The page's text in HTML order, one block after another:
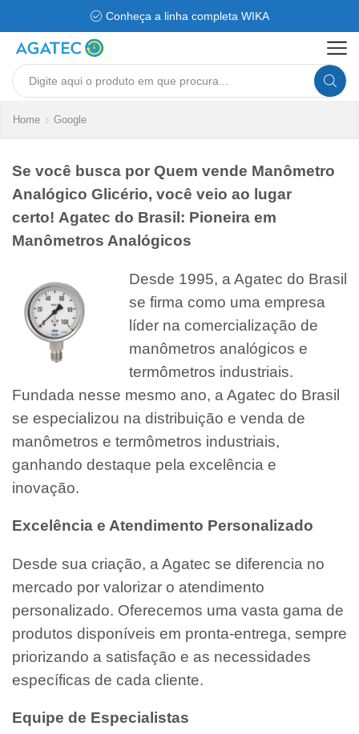
Conheça a linha completa WIKA
Search
Home Google
Se você busca por Quem vende Manômetro
Analógico Glicério, você veio ao lugar
certo! Agatec do Brasil: Pioneira em
Manômetros Analógicos
Desde 1995, a Agatec do Brasil
se firma como uma empresa
líder na comercialização de
manômetros analógicos e
termômetros industriais.
Fundada nesse mesmo ano, a Agatec do Brasil
se especializou na distribuição e venda de
manômetros e termômetros industriais,
ganhando destaque pela excelência e
inovação.
Excelência e Atendimento Personalizado
Desde sua criação, a Agatec se diferencia no
mercado por valorizar o atendimento
personalizado. Oferecemos uma vasta gama de
produtos disponíveis em pronta-entrega, sempre
priorizando a satisfação e as necessidades
específicas de cada cliente.
Equipe de Especialistas